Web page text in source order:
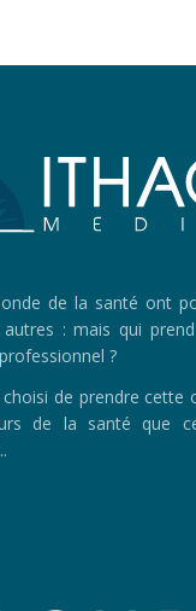
de la santé ont
: mais qui
?
de prendre cette
de la santé que